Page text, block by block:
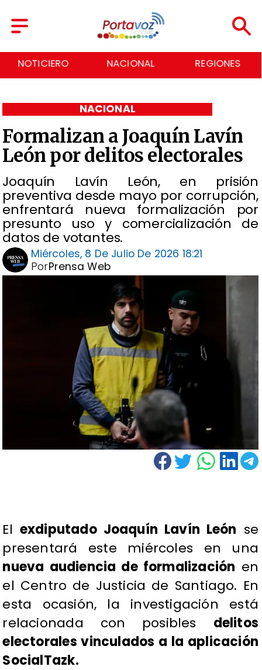
NACIONAL REGIONES ECONOMÍA
Formalizan a Joaquín Lavín
León por delitos electorales
Joaquín Lavín León, en prisión
preventiva desde mayo por corrupción,
enfrentará nueva formalización por
presunto uso y comercialización de
datos de votantes.
NACIONAL
Miércoles, 8 De Julio De 2026 18:21
Prensa Web
Por
El exdiputado Joaquín Lavín León se
presentará este miércoles en una
nueva audiencia de formalización en
el Centro de Justicia de Santiago. En
esta ocasión, la investigación está
relacionada con posibles delitos
electorales vinculados a la aplicación
SocialTazk.